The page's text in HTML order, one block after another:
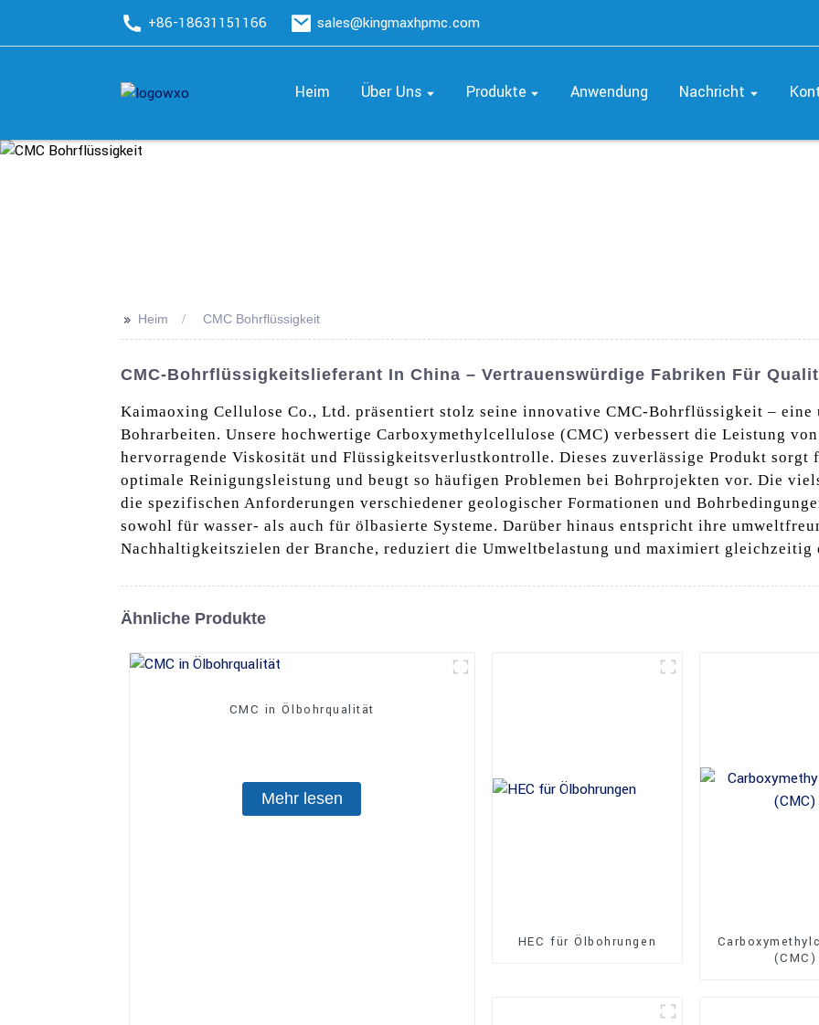
+86-18631151166 sales@kingmaxhpmc.com
Heim Über Uns Produkte Anwendung Nachricht
>> Heim CMC Bohrflüssigkeit
CMC-Bohrflüssigkeitslieferant In China – Vertrauenswürdige Fabriken Für
Kaimaoxing Cellulose Co., Ltd. präsentiert stolz seine innovative CMC-Bohrflüssigkeit – eine
Bohrarbeiten. Unsere hochwertige Carboxymethylcellulose (CMC) verbessert die Leistung
hervorragende Viskosität und Flüssigkeitsverlustkontrolle. Dieses zuverlässige Produkt sorgt
optimale Reinigungsleistung und beugt so häufigen Problemen bei Bohrprojekten vor. Die
die spezifischen Anforderungen verschiedener geologischer Formationen und
sowohl für wasser- als auch für ölbasierte Systeme. Darüber hinaus entspricht ihre
Nachhaltigkeitszielen der Branche, reduziert die Umweltbelastung und maximiert gleichzeitig
Ähnliche Produkte
CMC in Ölbohrqualität
Mehr lesen
HEC für Ölbohrungen
(CMC)